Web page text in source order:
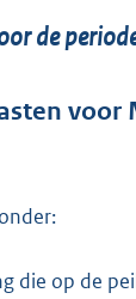
de
die op de